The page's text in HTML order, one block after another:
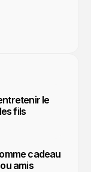
le
fils
cadeau
amis